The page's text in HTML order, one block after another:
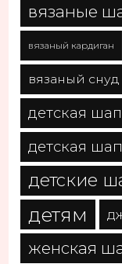
вязаные
вязаный кардиган
вязаный снуд
детская
детская
детские
детям
женская